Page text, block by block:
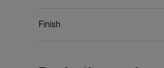
Finish